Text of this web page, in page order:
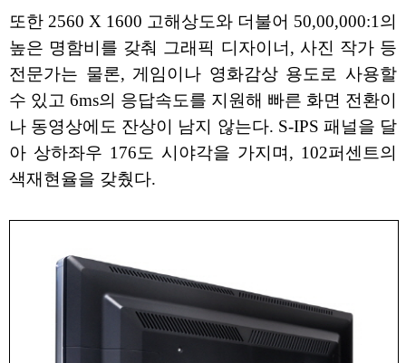
또한 2560 X 1600 고해상도와 더불어 50,00,000:1의
높은 명함비를 갖춰 그래픽 디자이너, 사진 작가 등
전문가는 물론, 게임이나 영화감상 용도로 사용할
수 있고 6ms의 응답속도를 지원해 빠른 화면 전환이
나 동영상에도 잔상이 남지 않는다. S-IPS 패널을 달
아 상하좌우 176도 시야각을 가지며, 102퍼센트의
색재현율을 갖췄다.